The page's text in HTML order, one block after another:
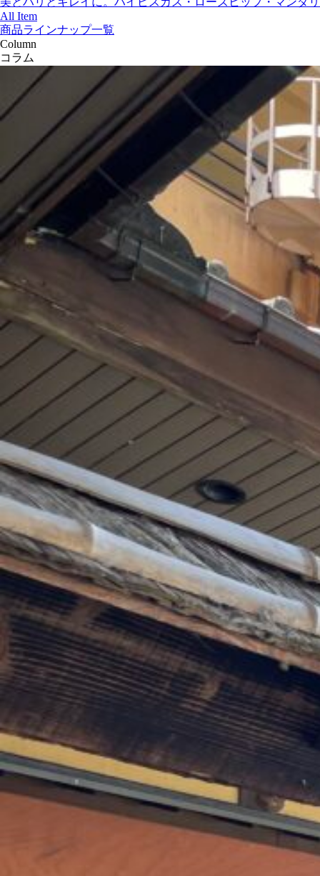
All Item
商品ラインナップ一覧
Column
コラム